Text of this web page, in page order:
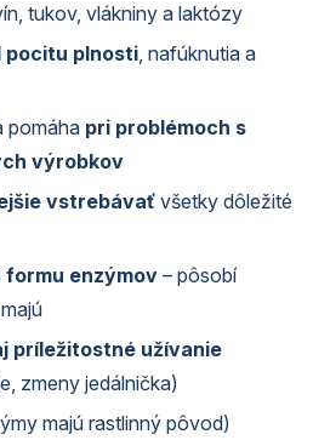
tukov, vlákniny a laktózy
pocitu plnosti, nafúknutia a
pomáha pri problémoch s
výrobkov
vstrebávať všetky dôležité
formu enzýmov– pôsobí
príležitostné užívanie
zmeny jedálnička)
majú rastlinný pôvod)